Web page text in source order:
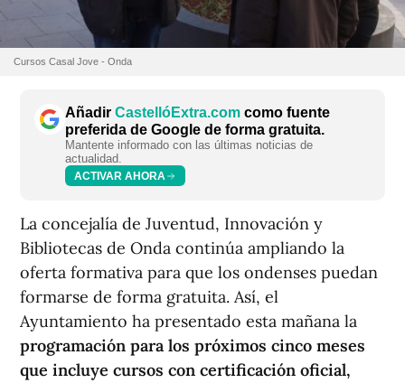
Cursos Casal Jove - Onda
Añadir CastellóExtra.com como fuente
preferida de Google de forma gratuita.
Mantente informado con las últimas noticias de
actualidad.
ACTIVAR AHORA
La concejalía de Juventud, Innovación y
Bibliotecas de Onda continúa ampliando la
oferta formativa para que los ondenses puedan
formarse de forma gratuita. Así, el
Ayuntamiento ha presentado esta mañana la
programación para los próximos cinco meses
que incluye cursos con certificación oficial,